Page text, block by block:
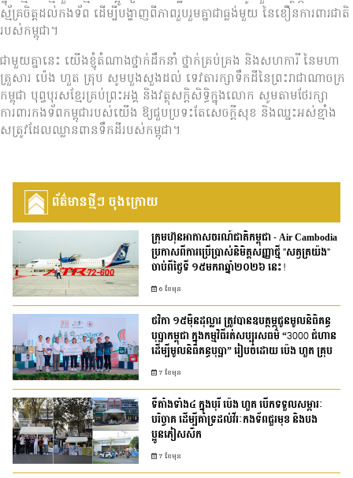
ស្ម័គ្រចិត្តដល់កងទ័ព ដើម្បីបង្ហាញពីភាពរួបរួមគ្នាជាធ្លង់មួយ នៃខឿនការពារជាតិ
របស់កម្ពុជា។
ជាមួយគ្នានេះ យើងខ្ញុំតំណាងថ្នាក់ដឹកនាំ ថ្នាក់គ្រប់គ្រង និងសហការី នៃមហា
គ្រួសារ ប៉េង ហួត គ្រុប សូមបួងសួងដល់ ទេវតារក្សាទឹកដីនៃព្រះរាជាណាចក្រ
កម្ពុជា បុព្វបុរសខ្មែរគ្រប់ព្រះអង្គ និងវត្ថុសក្តិសិទ្ធិក្នុងលោក សូមតាមថែរក្សា
ការពារកងទ័ពកម្ពុជារបស់យើង ឱ្យជួបប្រទះតែសេចក្តីសុខ និងឈ្នះអស់ខ្មាំង
សត្រូវដែលឈ្លានពានទឹកដីរបស់កម្ពុជា។
ព័ត៌មានថ្មីៗ ចុងក្រោយ
ក្រុមហ៊ុនអាកាសចរណ៍ជាតិកម្ពុជា - Air Cambodia
ប្រកាសពីការប្រើប្រាស់និមិត្តសញ្ញាថ្មី "សត្វត្រយ៉ង"
ចាប់ពីថ្ងៃទី ១៥មករាឆ្នាំ២០២៦ នេះ!
6 ខែមុន
ថវិកា ១៥ម៉ឺនដុល្លារ ត្រូវបានឧបត្ថម្ភជូនមូលនិធិគន្ធ
បុប្ផាកម្ពុជា ក្នុងកម្មវិធីរត់សប្បុរសធម៌ “3000 ជំហាន
ដើម្បីមូលនិធិគន្ធបុប្ផា” រៀបចំដោយ ប៉េង ហួត គ្រុប
7 ខែមុន
ទីតាំងទាំង៤ ក្នុងបុរី ប៉េង ហួត បើកទទួលសម្ភារៈ
បរិច្ចាគ ដើម្បីគាំទ្រដល់វីរៈកងទ័ពជួរមុខ និងបង
ប្អូនភៀសសឹក
7 ខែមុន